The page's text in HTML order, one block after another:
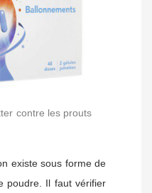
contre les prouts
existe sous forme de
poudre. Il faut vérifier